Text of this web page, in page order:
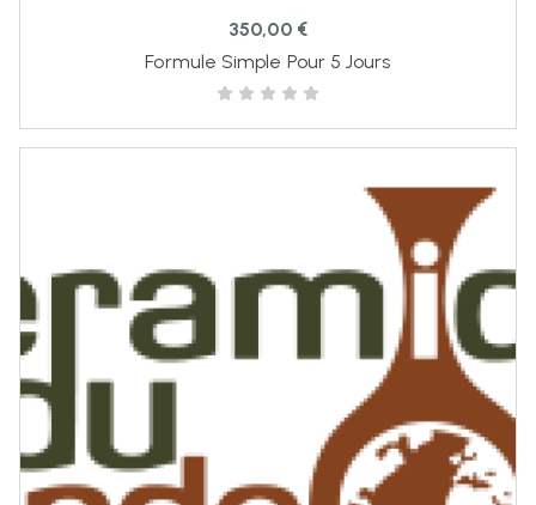
350,00 €
Formule Simple Pour 5 Jours